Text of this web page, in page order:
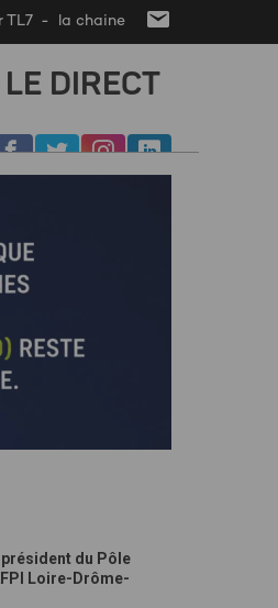
TL7 - la chaine
LE DIRECT
du Pôle
Loire-Drôme-